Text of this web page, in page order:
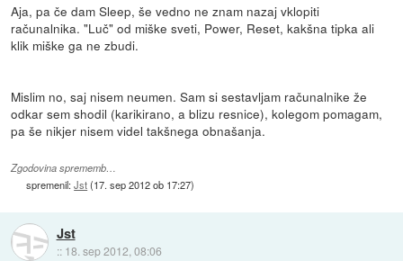
Aja, pa če dam Sleep, še vedno ne znam nazaj vklopiti
računalnika. "Luč" od miške sveti, Power, Reset, kakšna tipka ali
klik miške ga ne zbudi.
Mislim no, saj nisem neumen. Sam si sestavljam računalnike že
odkar sem shodil (karikirano, a blizu resnice), kolegom pomagam,
pa še nikjer nisem videl takšnega obnašanja.
Zgodovina sprememb…
spremenil:Jst(17. sep 2012 ob 17:27)
Jst
:: 18. sep 2012, 08:06